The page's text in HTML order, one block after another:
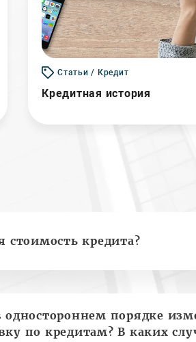
Статьи / Кредит
Кредитная история
стоимость кредита?
порядке
по кредитам? В каких